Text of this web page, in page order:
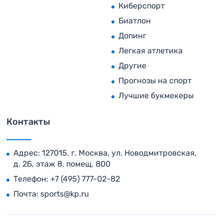
Киберспорт
Биатлон
Допинг
Легкая атлетика
Другие
Прогнозы на спорт
Лучшие букмекеры
Контакты
Адрес: 127015, г. Москва, ул. Новодмитровская,
д. 2Б, этаж 8, помещ. 800
Телефон: +7 (495) 777-02-82
Почта: sports@kp.ru